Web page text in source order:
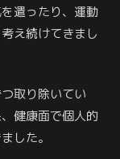
遣ったり、運動
え続けてきまし
取り除いてい
健康面で個人的
した。